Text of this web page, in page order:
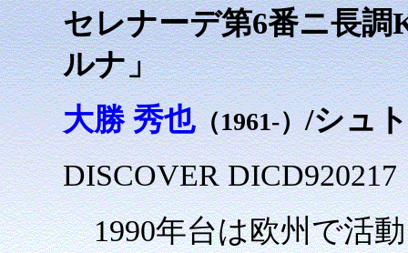
セレナーデ第6番ニ長調
ルナ」
大勝 秀也（1961-）/シュ
DISCOVER
1990年台は欧州で活